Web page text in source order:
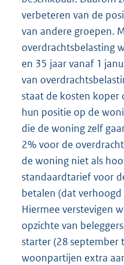
verbeteren van de
van andere groepen.
overdrachtsbelasting
en 35 jaar vanaf 1
van
staat de kosten koper
hun positie op de
die de woning zelf
2% voor de
de woning niet als
standaardtarief voor
betalen (dat
Hiermee verstevigen
opzichte van
starter (28
woonpartijen extra